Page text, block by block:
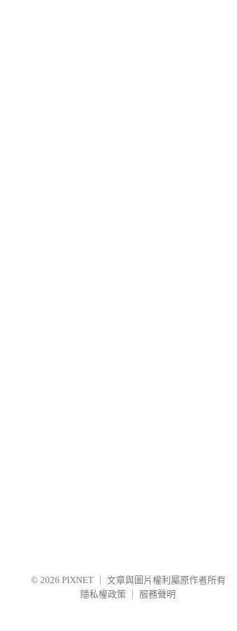
© 2026 PIXNET
文章與圖片權利屬原作者所有
隱私權政策
服務聲明